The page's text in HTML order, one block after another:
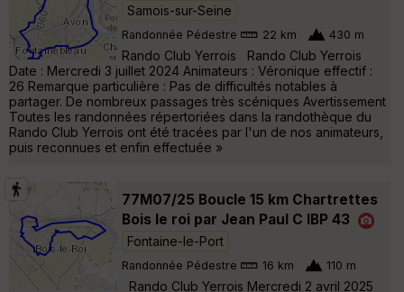
Samois-sur-Seine
Randonnée Pédestre 22 km 430 m
Rando Club Yerrois Rando Club Yerrois
Date : Mercredi 3 juillet 2024 Animateurs : Véronique effectif :
26 Remarque particulière : Pas de difficultés notables à
partager. De nombreux passages très scéniques Avertissement
Toutes les randonnées répertoriées dans la randothèque du
Rando Club Yerrois ont été tracées par l'un de nos animateurs,
puis reconnues et enfin effectuée »
77M07/25 Boucle 15 km Chartrettes
Bois le roi par Jean Paul C IBP 43
Fontaine-le-Port
Randonnée Pédestre 16 km 110 m
Rando Club Yerrois Mercredi 2 avril 2025